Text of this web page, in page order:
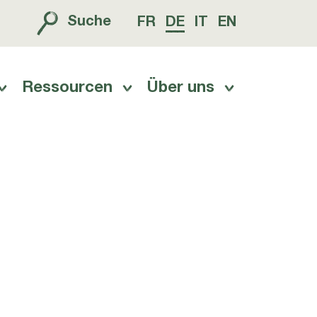
Suche FR DE IT EN
Ressourcen Über uns